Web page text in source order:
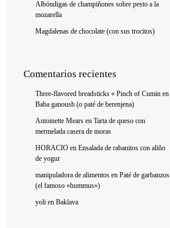
Albóndigas de champiñones sobre pesto a la
mozarella
Magdalenas de chocolate (con sus trocitos)
Comentarios recientes
Three-flavored breadsticks « Pinch of Cumin en
Baba ganoush (o paté de berenjena)
Antoinette Mears en Tarta de queso con
mermelada casera de moras
HORACIO en Ensalada de rabanitos con aliño
de yogur
manipuladora de alimentos en Paté de garbanzos
(el famoso «hummus»)
yoli en Baklava